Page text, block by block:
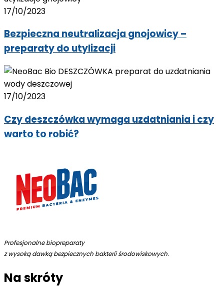
17/10/2023
Bezpieczna neutralizacja gnojowicy –
preparaty do utylizacji
17/10/2023
Czy deszczówka wymaga uzdatniania i czy
warto to robić?
Profesjonalne biopreparaty
z wysoką dawką bezpiecznych bakterii środowiskowych.
Na skróty